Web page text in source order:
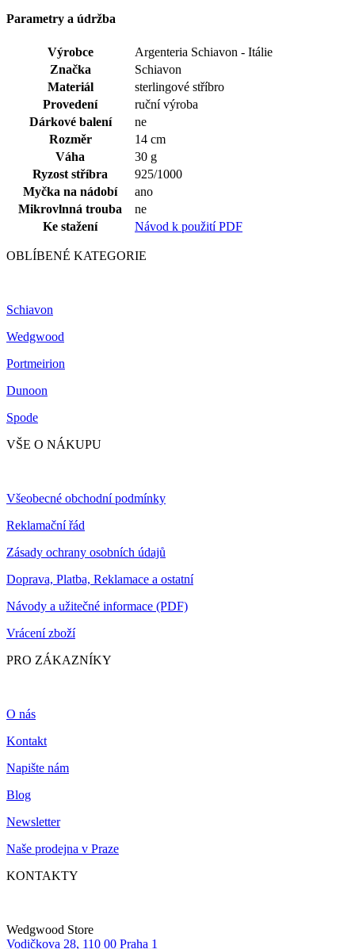
Parametry a údržba
Výrobce
Argenteria Schiavon - Itálie
Značka
Schiavon
Materiál
sterlingové stříbro
Provedení
ruční výroba
Dárkové balení
ne
Rozměr
14 cm
Váha
30 g
Ryzost stříbra
925/1000
Myčka na nádobí
ano
Mikrovlnná trouba
ne
Ke stažení
Návod k použití PDF
OBLÍBENÉ KATEGORIE
Schiavon
Wedgwood
Portmeirion
Dunoon
Spode
VŠE O NÁKUPU
Všeobecné obchodní podmínky
Reklamační řád
Zásady ochrany osobních údajů
Doprava, Platba, Reklamace a ostatní
Návody a užitečné informace (PDF)
Vrácení zboží
PRO ZÁKAZNÍKY
O nás
Kontakt
Napište nám
Blog
Newsletter
Naše prodejna v Praze
KONTAKTY
Wedgwood Store
Vodičkova 28, 110 00 Praha 1